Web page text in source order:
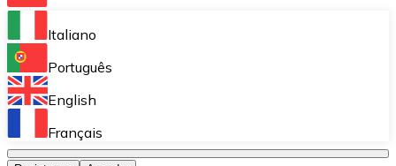
Bitnovo Ramp
Integra nuestra solución en tu plataforma.
Bitnovo Giftcards
Bitnovo OTC
Italiano
Português
English
Français